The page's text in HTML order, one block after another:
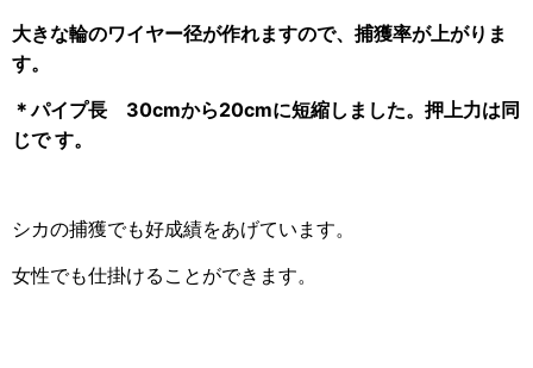
大きな輪のワイヤー径が作れますので、捕獲率が上がりま
す。
＊パイプ長 30cmから20cmに短縮しました。押上力は同
じで す。
シカの捕獲でも好成績をあげています。
女性でも仕掛けることができます。